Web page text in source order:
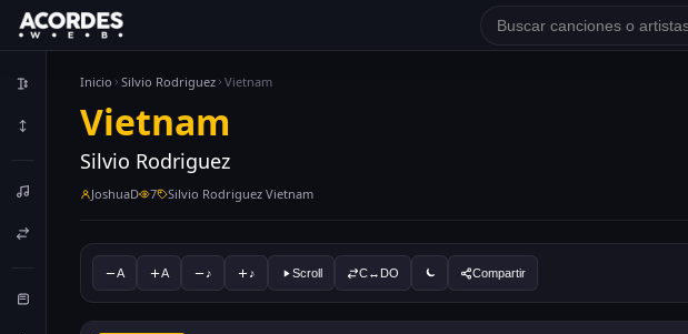
Inicio Silvio Rodriguez Vietnam
Vietnam
Silvio Rodriguez
JoshuaD 7 Silvio Rodriguez Vietnam
A A ♪ ♪ Scroll C↔DO Compartir